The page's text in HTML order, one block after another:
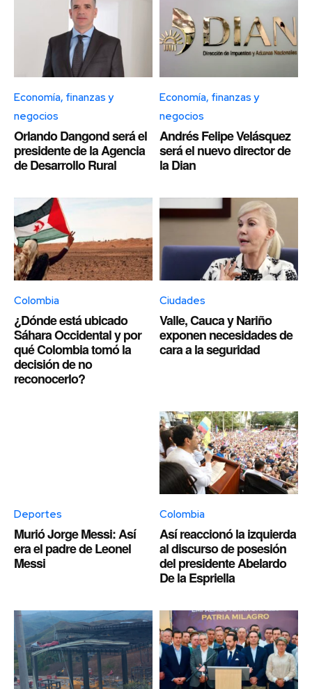
Economía, finanzas y
negocios
Orlando Dangond será el
presidente de la Agencia
de Desarrollo Rural
Economía, finanzas y
negocios
Andrés Felipe Velásquez
será el nuevo director de
la Dian
Colombia
¿Dónde está ubicado
Sáhara Occidental y por
qué Colombia tomó la
decisión de no
reconocerlo?
Ciudades
Valle, Cauca y Nariño
exponen necesidades de
cara a la seguridad
Deportes
Murió Jorge Messi: Así
era el padre de Leonel
Messi
Colombia
Así reaccionó la izquierda
al discurso de posesión
del presidente Abelardo
De la Espriella